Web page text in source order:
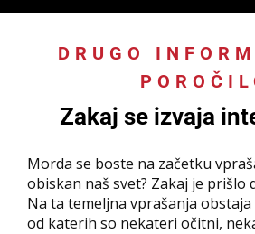
DRUGO
Zakaj se izvaja
Morda se boste na začetku
obiskan naš svet? Zakaj je prišlo
Na ta temeljna vprašanja
od katerih so nekateri očitni,